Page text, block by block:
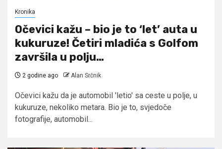
Kronika
Očevici kažu – bio je to ‘let’ auta u
kukuruze! Četiri mladića s Golfom
završila u polju…
2 godine ago Alan Srčnik
Očevici kažu da je automobil 'letio' sa ceste u polje, u
kukuruze, nekoliko metara. Bio je to, svjedoče
fotografije, automobil...